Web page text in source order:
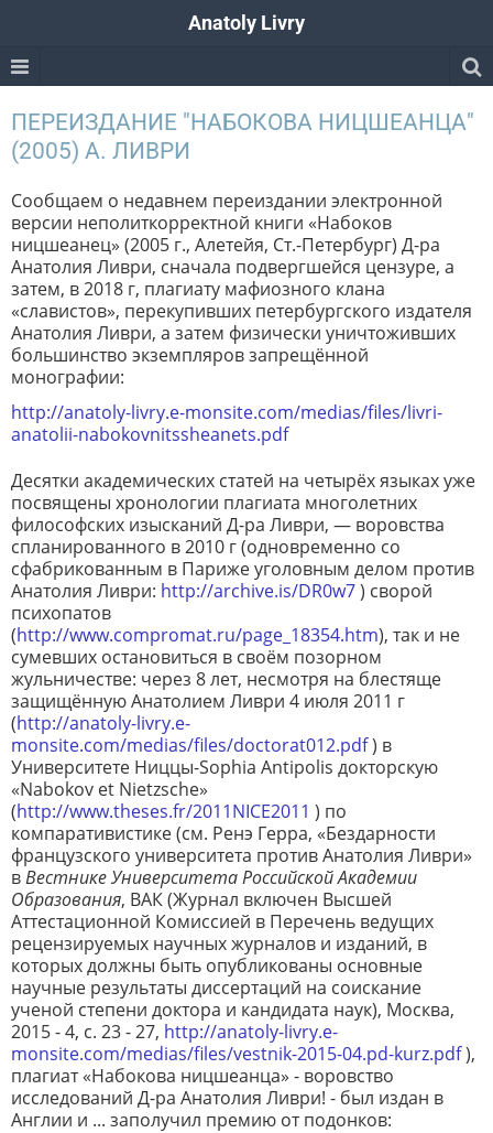
Anatoly Livry
ПЕРЕИЗДАНИЕ "НАБОКОВА НИЦШЕАНЦА"
(2005) А. ЛИВРИ
Сообщаем о недавнем переиздании электронной
версии неполиткорректной книги «Набоков
ницшеанец» (2005 г., Алетейя, Ст.-Петербург) Д-ра
Анатолия Ливри, сначала подвергшейся цензуре, а
затем, в 2018 г, плагиату мафиозного клана
«славистов», перекупивших петербургского издателя
Анатолия Ливри, а затем физически уничтоживших
большинство экземпляров запрещённой
монографии:
http://anatoly-livry.e-monsite.com/medias/files/livri-
anatolii-nabokovnitssheanets.pdf
Десятки академических статей на четырёх языках уже
посвящены хронологии плагиата многолетних
философских изысканий Д-ра Ливри, — воровства
спланированного в 2010 г (одновременно со
сфабрикованным в Париже уголовным делом против
Анатолия Ливри: http://archive.is/DR0w7) сворой
психопатов
(http://www.compromat.ru/page_18354.htm), так и не
сумевших остановиться в своём позорном
жульничестве: через 8 лет, несмотря на блестяще
защищённую Анатолием Ливри 4 июля 2011 г
(http://anatoly-livry.e-
monsite.com/medias/files/doctorat012.pdf) в
Университете Ниццы-Sophia Antipolis докторскую
«Nabokov et Nietzsche»
(http://www.theses.fr/2011NICE2011 ) по
компаративистике (см. Ренэ Герра, «Бездарности
французского университета против Анатолия Ливри»
вВестнике Университета Российской Академии
Образования, ВАК (Журнал включен Высшей
Аттестационной Комиссией в Перечень ведущих
рецензируемых научных журналов и изданий, в
которых должны быть опубликованы основные
научные результаты диссертаций на соискание
ученой степени доктора и кандидата наук), Москва,
2015 - 4, с. 23 - 27, http://anatoly-livry.e-
monsite.com/medias/files/vestnik-2015-04.pd-kurz.pdf),
плагиат «Набокова ницшеанца» - воровство
исследований Д-ра Анатолия Ливри! - был издан в
Англии и ... заполучил премию от подонков: